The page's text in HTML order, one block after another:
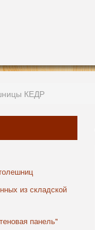
КЕДР
из складской
панель"